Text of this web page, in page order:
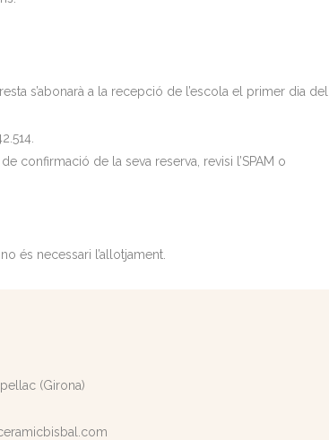
s’abonarà a la recepció de l’escola el primer dia del
confirmació de la seva reserva, revisi l’SPAM o
és necessari l’allotjament.
(Girona)